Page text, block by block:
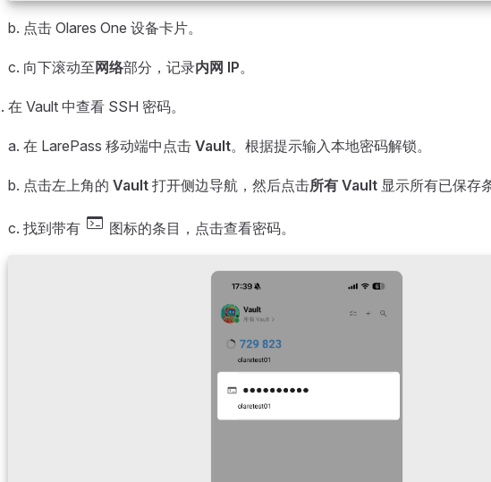
b. 点击 Olares One 设备卡片。
c. 向下滚动至 网络部分，记录内网 IP。
在 Vault 中查看 SSH 密码。
a. 在 LarePass 移动端中点击 Vault。根据提示输入本地密码解锁。
b. 点击左上角的 Vault 打开侧边导航，然后点击所有 Vault 显示所有已保存
c. 找到带有 terminal 图标的条目，点击查看密码。